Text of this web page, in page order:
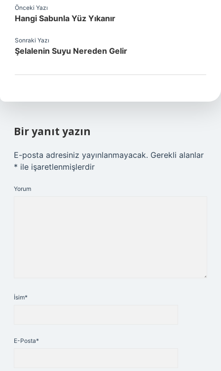
Önceki Yazı
Hangi Sabunla Yüz Yıkanır
Sonraki Yazı
Şelalenin Suyu Nereden Gelir
Bir yanıt yazın
E-posta adresiniz yayınlanmayacak. Gerekli alanlar
* ile işaretlenmişlerdir
Yorum
İsim*
E-Posta*